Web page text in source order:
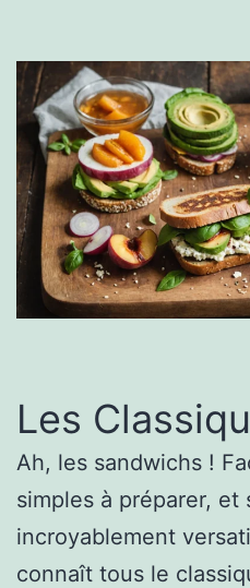
Les
Ah, les sandwichs !
simples à préparer, et
incroyablement
connaît tous le